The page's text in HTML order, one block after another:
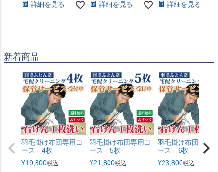
詳細を見る 詳細を見る 詳細を見る
新着商品
羽毛掛け布団専用コ
ース 4枚
¥19,800税込
羽毛掛け布団専用コ
ース 5枚
¥21,800税込
羽毛掛け布団専用
ース 6枚
¥23,800税込